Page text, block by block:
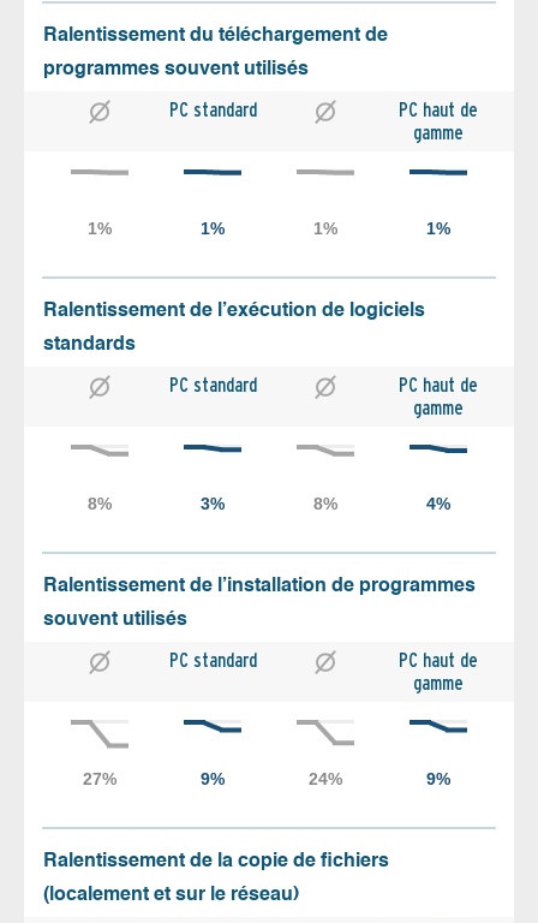
Ralentissement du téléchargement de
programmes souvent utilisés
PC standard
PC haut de
gamme
Ralentissement de l’exécution de logiciels
standards
PC standard
PC haut de
gamme
Ralentissement de l’installation de programmes
souvent utilisés
PC standard
PC haut de
gamme
Ralentissement de la copie de fichiers
(localement et sur le réseau)